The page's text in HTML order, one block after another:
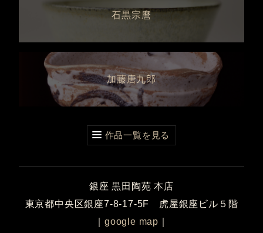
石黒宗麿
加藤唐九郎
作品一覧を見る
銀座 黒田陶苑 本店
東京都中央区銀座7-8-17-5F 虎屋銀座ビル５階
google map